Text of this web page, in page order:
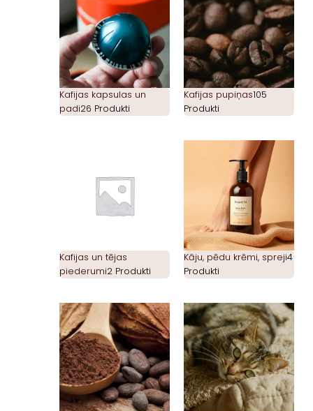
Kafijas kapsulas un
padi26 Produkti
Kafijas pupiņas105
Produkti
Kafijas un tējas
piederumi2 Produkti
Kāju, pēdu krēmi, spreji4
Produkti